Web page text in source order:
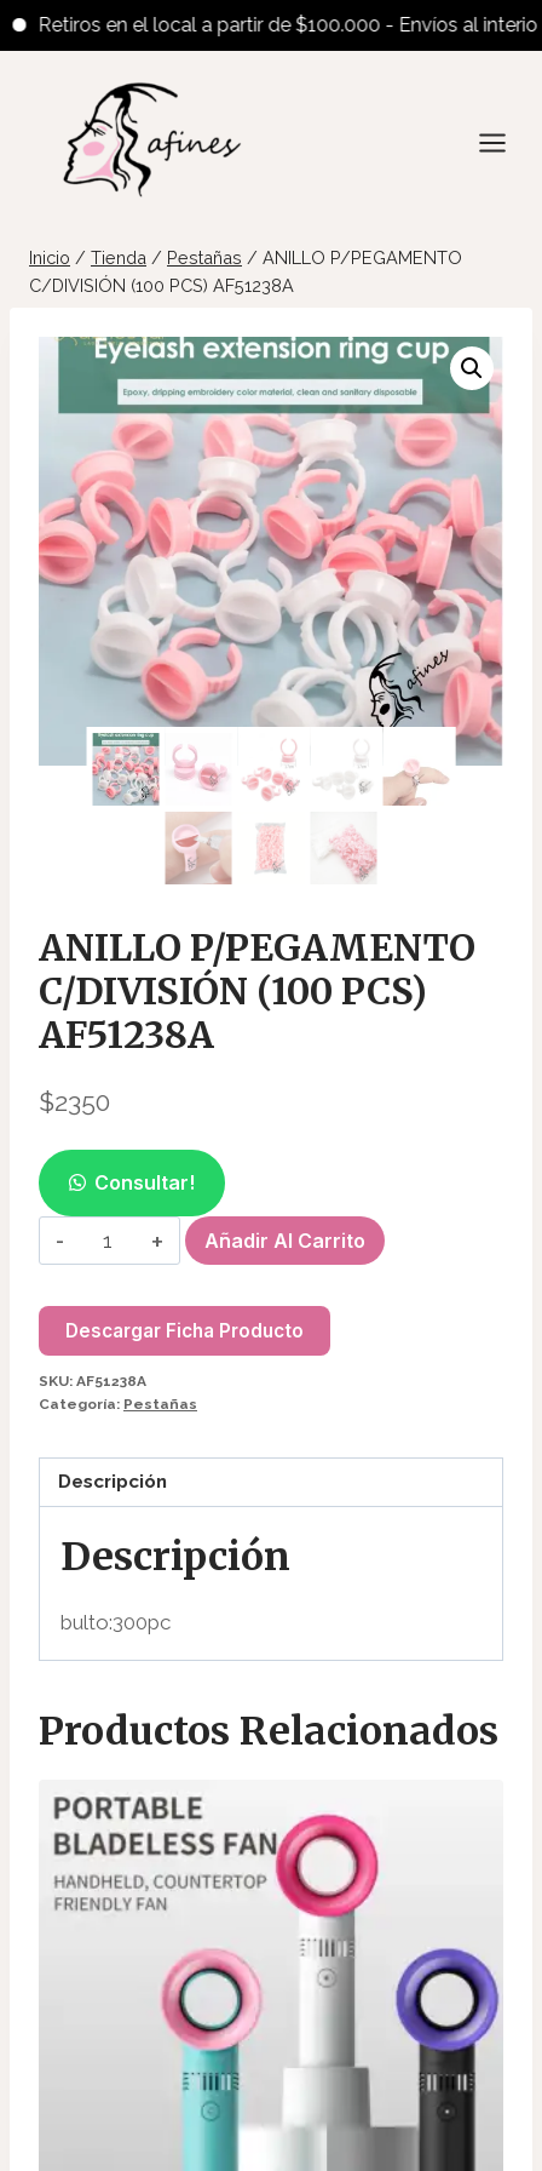
en el local a partir de $100.000 - Envíos al interior a
contenido
Inicio / Tienda / Pestañas / ANILLO P/PEGAMENTO
C/DIVISIÓN (100 PCS) AF51238A
ANILLO P/PEGAMENTO
C/DIVISIÓN (100 PCS)
AF51238A
$2350
Consultar!
ANILLO
P/PEGAMENTO
(100
PCS)
AF51238A
Añadir Al Carrito
Descargar Ficha Producto
SKU: AF51238A
Categoría: Pestañas
Descripción
Descripción
bulto:300pc
Productos Relacionados